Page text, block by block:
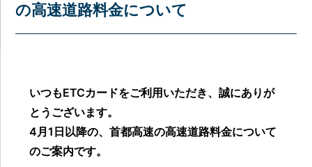
の高速道路料金について
いつもETCカードをご利用いただき、誠にありが
とうございます。
4月1日以降の、首都高速の高速道路料金について
のご案内です。